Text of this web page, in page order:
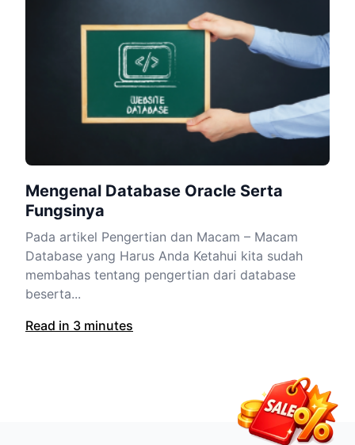
Mengenal Database Oracle Serta
Fungsinya
Pada artikel Pengertian dan Macam – Macam
Database yang Harus Anda Ketahui kita sudah
membahas tentang pengertian dari database
beserta...
Read in 3 minutes